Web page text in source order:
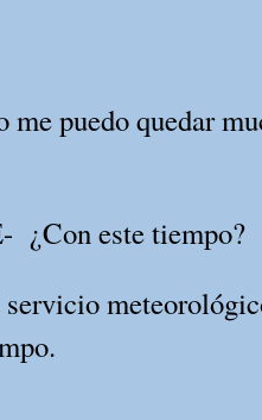
me puedo quedar
¿Con este tiempo?